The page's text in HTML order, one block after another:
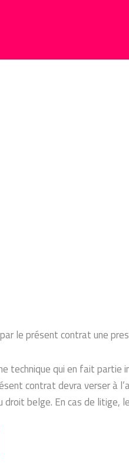
le présent contrat une
technique qui en fait
contrat devra verser à
belge. En cas de litige,